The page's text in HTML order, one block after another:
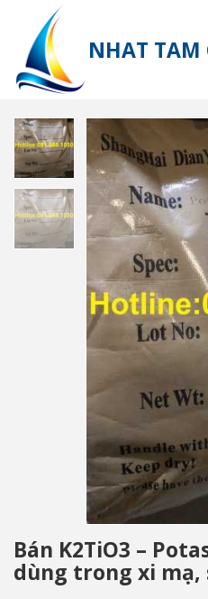
NHAT TAM
Bán K2TiO3 –
dùng trong xi mạ,